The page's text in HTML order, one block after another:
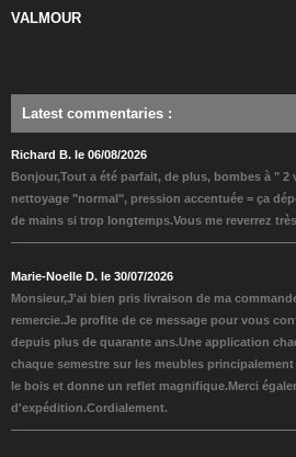
VALMOUR
Latest commentaries :
Richard B. le 06/08/2026
Bonjour,Tout a été parfait, de plus, bombes à " 2
nettoyage "normal", pression accentuée = ça
de mains si trop longtemps.Vous me reverrez
Marie-Noelle D. le 30/07/2026
Monsieur,J'ai bien pris livraison de ma
remercie.Je profite de ce message pour vous
depuis plus de quarante ans.Une application
chaque semestre sur les meubles
le bois et donne un reflet magnifique.Merci
d'expédition.Cordialement.